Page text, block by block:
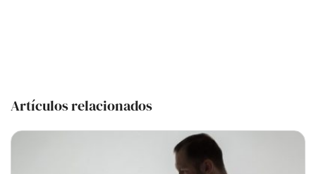
Artículos relacionados